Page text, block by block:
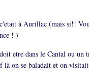
à Aurillac (mais si!!
! )
etre dans le Cantal ou un
là on se baladait et on